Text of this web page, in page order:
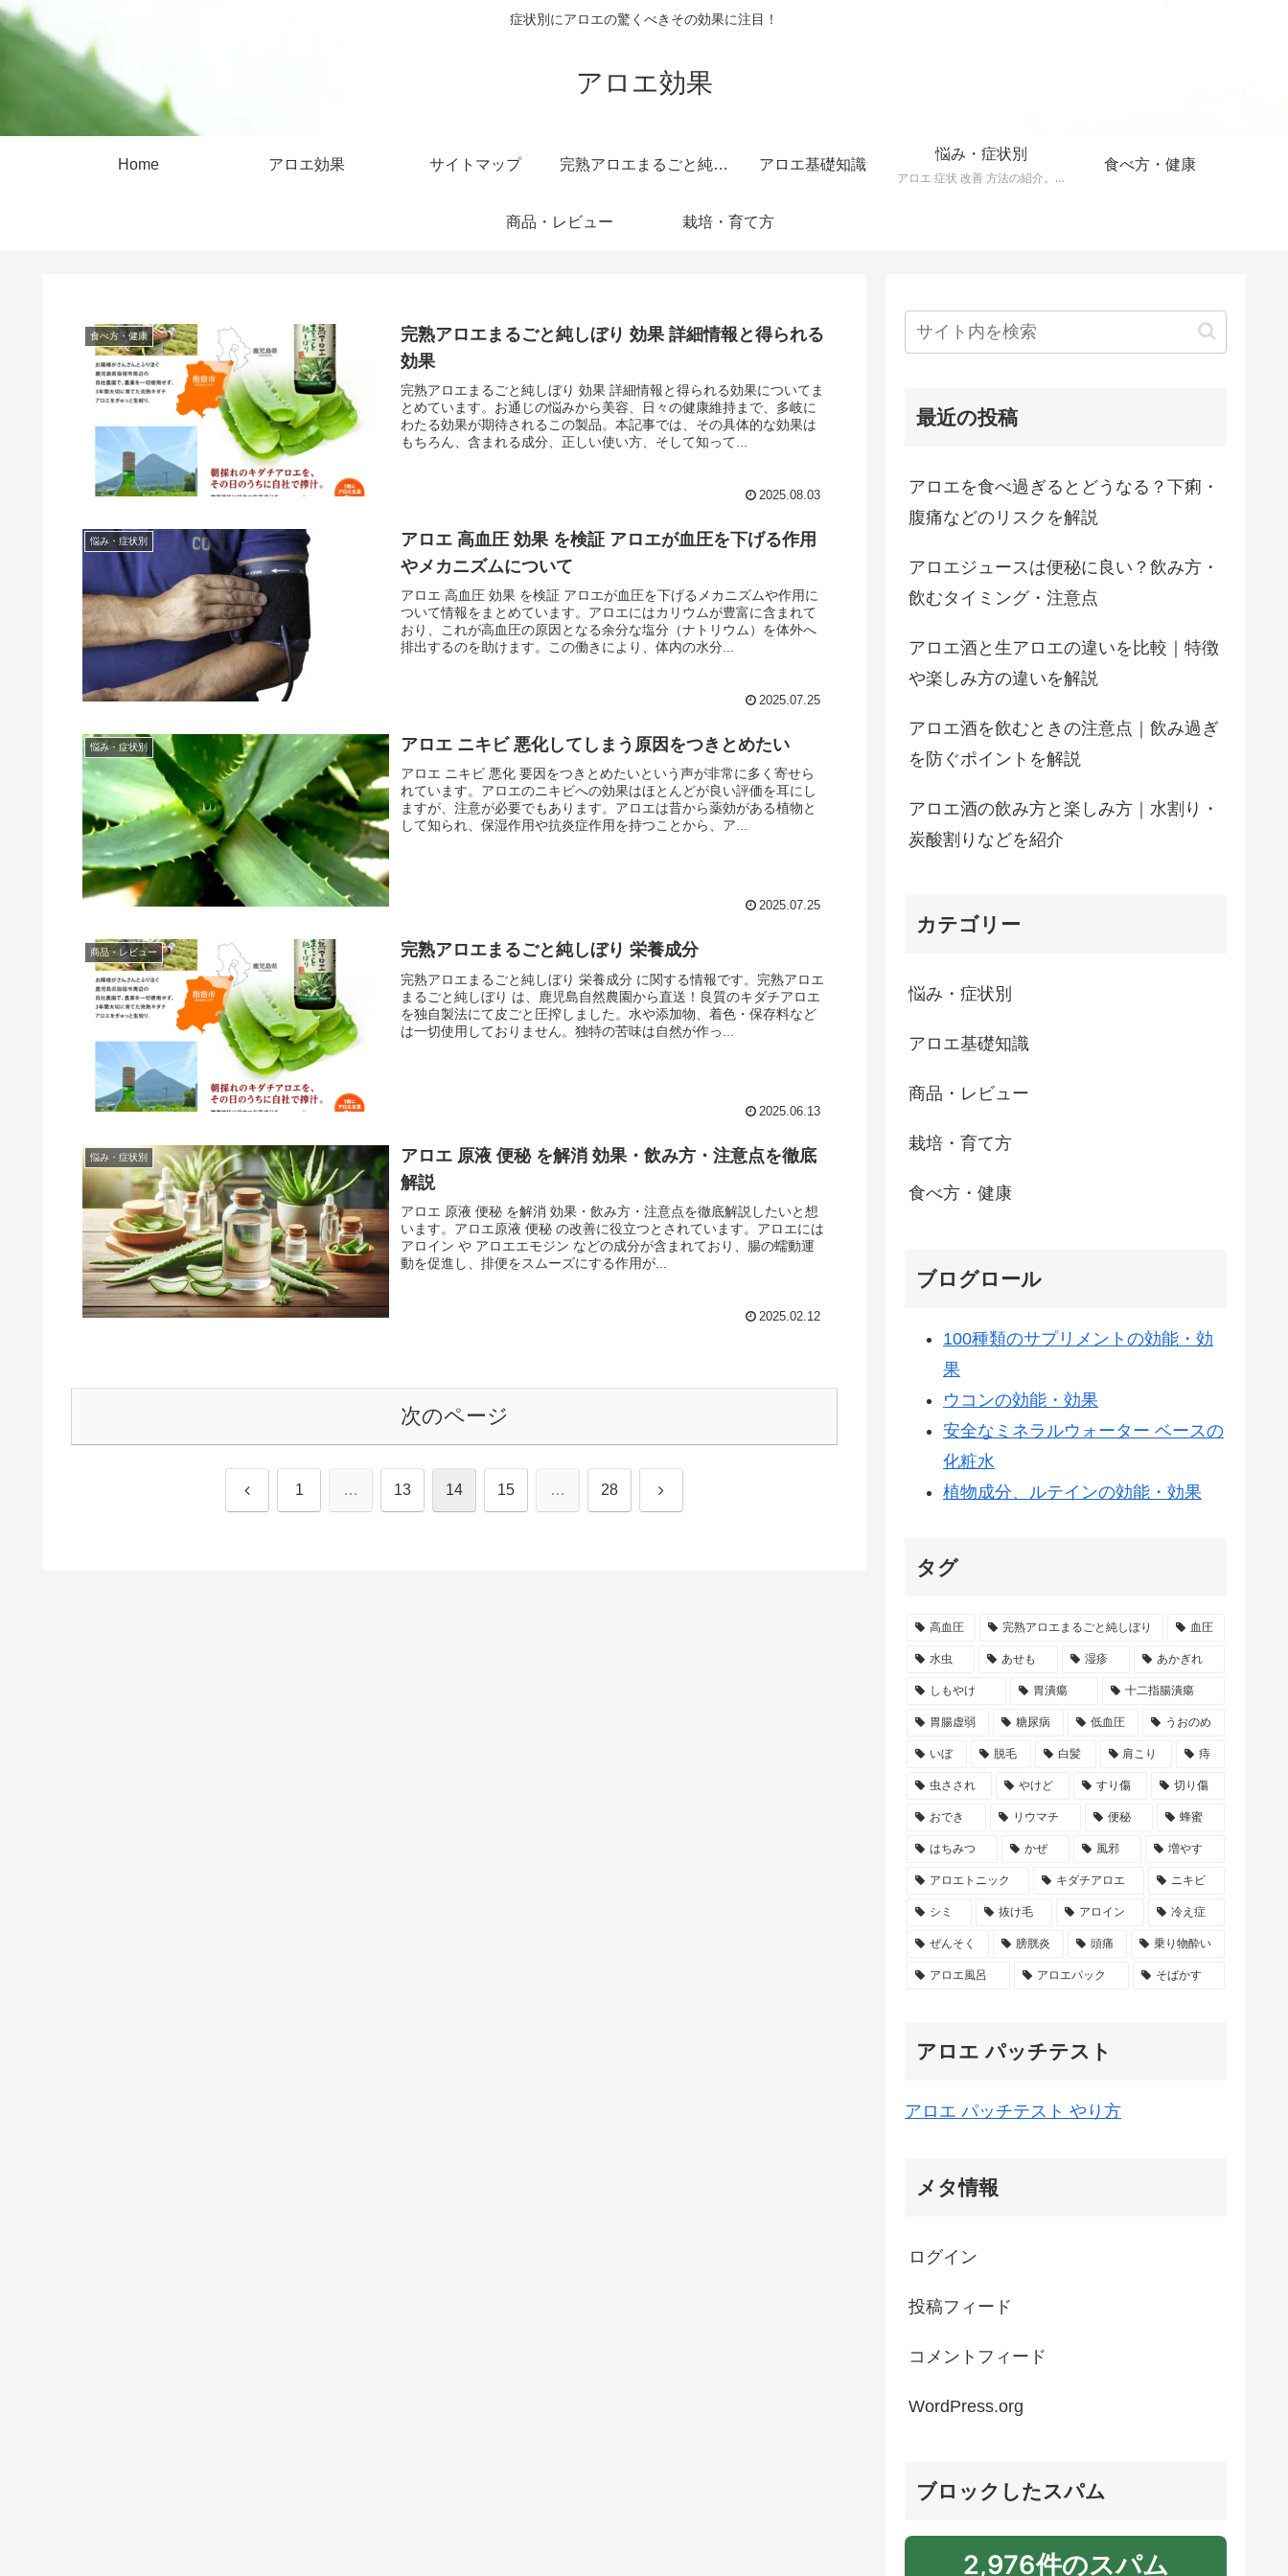
症状別にアロエの驚くべきその効果に注目！
アロエ効果
Home アロエ効果 サイトマップ 完熟アロエまるごと純しぼり 純度 100 ％ 無添加 原液 ジュース アロエ基礎知識
悩み・症状別
アロエ 症状 改善 方法の紹介。40以上の症状をアロエで改善する方法。
食べ方・健康
商品・レビュー 栽培・育て方
食べ方・健康
完熟アロエまるごと純しぼり 効果 詳細情報と得られる
効果
完熟アロエまるごと純しぼり 効果 詳細情報と得られる効果についてま
とめています。お通じの悩みから美容、日々の健康維持まで、多岐に
わたる効果が期待されるこの製品。本記事では、その具体的な効果は
もちろん、含まれる成分、正しい使い方、そして知って...
2025.08.03
悩み・症状別
アロエ 高血圧 効果 を検証 アロエが血圧を下げる作用
やメカニズムについて
アロエ 高血圧 効果 を検証 アロエが血圧を下げるメカニズムや作用に
ついて情報をまとめています。アロエにはカリウムが豊富に含まれて
おり、これが高血圧の原因となる余分な塩分（ナトリウム）を体外へ
排出するのを助けます。この働きにより、体内の水分...
2025.07.25
悩み・症状別 アロエ ニキビ 悪化してしまう原因をつきとめたい
アロエ ニキビ 悪化 要因をつきとめたいという声が非常に多く寄せら
れています。アロエのニキビへの効果はほとんどが良い評価を耳にし
ますが、注意が必要でもあります。アロエは昔から薬効がある植物と
して知られ、保湿作用や抗炎症作用を持つことから、ア...
2025.07.25
商品・レビュー 完熟アロエまるごと純しぼり 栄養成分
完熟アロエまるごと純しぼり 栄養成分 に関する情報です。完熟アロエ
まるごと純しぼり は、鹿児島自然農園から直送！良質のキダチアロエ
を独自製法にて皮ごと圧搾しました。水や添加物、着色・保存料など
は一切使用しておりません。独特の苦味は自然が作っ...
2025.06.13
悩み・症状別
アロエ 原液 便秘 を解消 効果・飲み方・注意点を徹底
解説
アロエ 原液 便秘 を解消 効果・飲み方・注意点を徹底解説したいと想
います。アロエ原液 便秘 の改善に役立つとされています。アロエには
アロイン や アロエエモジン などの成分が含まれており、腸の蠕動運
動を促進し、排便をスムーズにする作用が...
2025.02.12
次のページ
前 1 … 13 14 15 … 28 次
最近の投稿
アロエを食べ過ぎるとどうなる？下痢・
腹痛などのリスクを解説
アロエジュースは便秘に良い？飲み方・
飲むタイミング・注意点
アロエ酒と生アロエの違いを比較｜特徴
や楽しみ方の違いを解説
アロエ酒を飲むときの注意点｜飲み過ぎ
を防ぐポイントを解説
アロエ酒の飲み方と楽しみ方｜水割り・
炭酸割りなどを紹介
カテゴリー
悩み・症状別
アロエ基礎知識
商品・レビュー
栽培・育て方
食べ方・健康
ブログロール
100種類のサプリメントの効能・効
果
ウコンの効能・効果
安全なミネラルウォーター ベースの
化粧水
植物成分、ルテインの効能・効果
タグ
高血圧 完熟アロエまるごと純しぼり 血圧
水虫 あせも 湿疹 あかぎれ
しもやけ 胃潰瘍 十二指腸潰瘍
胃腸虚弱 糖尿病 低血圧 うおのめ
いぼ 脱毛 白髪 肩こり 痔
虫さされ やけど すり傷 切り傷
おでき リウマチ 便秘 蜂蜜
はちみつ かぜ 風邪 増やす
アロエトニック キダチアロエ ニキビ
シミ 抜け毛 アロイン 冷え症
ぜんそく 膀胱炎 頭痛 乗り物酔い
アロエ風呂 アロエパック そばかす
アロエ パッチテスト
アロエ パッチテスト やり方
メタ情報
ログイン
投稿フィード
コメントフィード
WordPress.org
ブロックしたスパム
2,976件のスパム